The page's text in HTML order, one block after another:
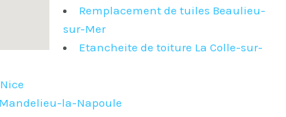
Remplacement de tuiles Beaulieu-
sur-Mer
Etancheite de toiture La Colle-sur-
la-Napoule